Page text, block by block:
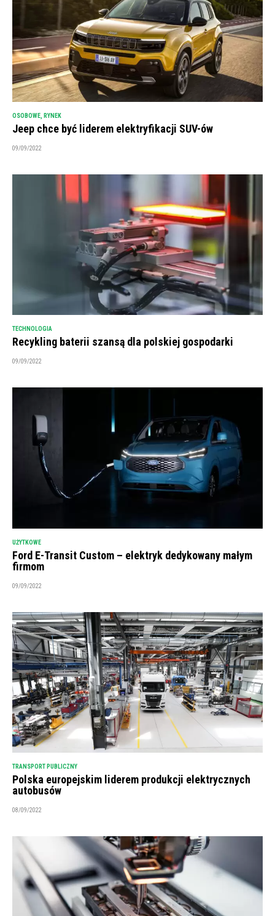
OSOBOWE RYNEK
Jeep chce być liderem elektryfikacji SUV-ów
09/09/2022
TECHNOLOGIA
Recykling baterii szansą dla polskiej gospodarki
09/09/2022
UŻYTKOWE
Ford E-Transit Custom – elektryk dedykowany małym
firmom
09/09/2022
TRANSPORT PUBLICZNY
Polska europejskim liderem produkcji elektrycznych
autobusów
08/09/2022